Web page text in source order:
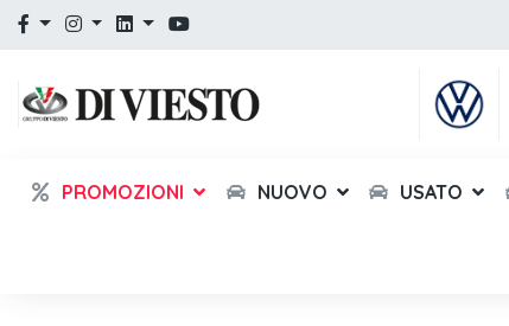
PROMOZIONI NUOVO USATO